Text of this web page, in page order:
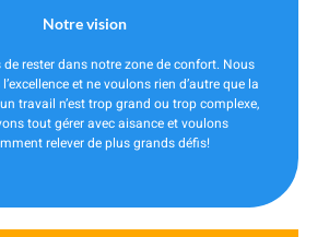
Notre vision
rester dans notre zone de confort. Nous
et ne voulons rien d’autre que la
travail n’est trop grand ou trop complexe,
tout gérer avec aisance et voulons
relever de plus grands défis!